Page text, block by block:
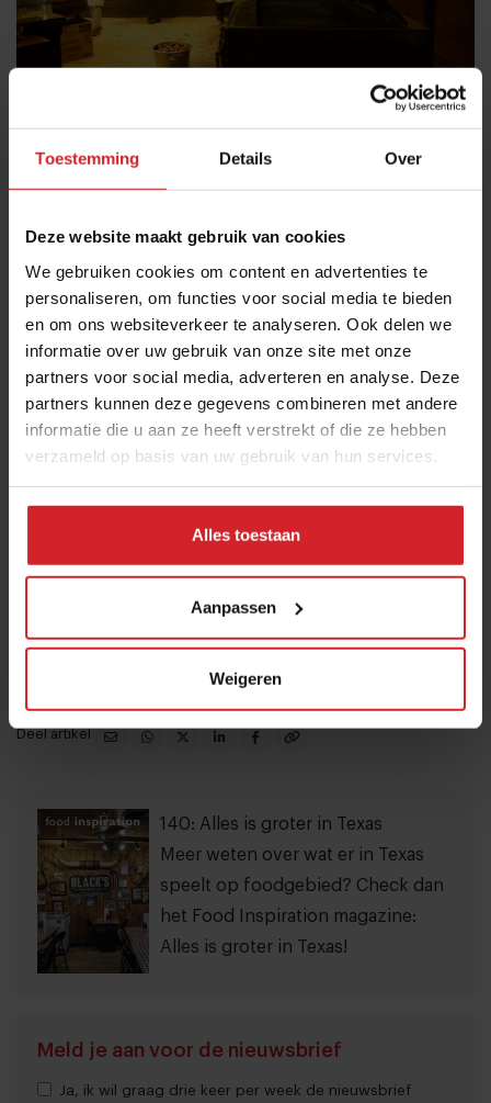
Toestemming Details Over
Deze website maakt gebruik van cookies
We gebruiken cookies om content en advertenties te
personaliseren, om functies voor social media te bieden
en om ons websiteverkeer te analyseren. Ook delen we
informatie over uw gebruik van onze site met onze
partners voor social media, adverteren en analyse. Deze
partners kunnen deze gegevens combineren met andere
informatie die u aan ze heeft verstrekt of die ze hebben
verzameld op basis van uw gebruik van hun services.
Alles toestaan
Aanpassen
Weigeren
TRENDWATCHING
De laatste jaren zie je in Texas, zeker in de hoofdstad
Austin, dat er een new school barbecue-cultuur
ontstaat.
In Austin was tot voor kort geen goed barbecue-
restaurant te vinden. Daarvoor moest je naar de
omliggende plaatsen waar de uitbaters vierde of vijfde
generatie pitmasters zijn. Nieuwe, vaak jonge,
ondernemers in Austin nemen de traditie als basis,
oudere generaties niet zoveel van moeten hebben.
Zeker de new school barbecue-cultuur in Texas maakt
onderdeel uit van de trend waarbij het ambacht
opnieuw wordt omarmt, oftewel: reinventing
Deel artikel
140: Alles is groter in Texas
Meer weten over wat er in Texas
speelt op foodgebied? Check dan
het Food Inspiration magazine:
Alles is groter in Texas!
Meld je aan voor de nieuwsbrief
Ja, ik wil graag drie keer per week de nieuwsbrief